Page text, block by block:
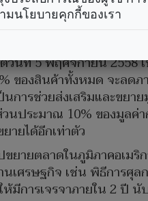
เชื่อเพิ่มมูลค่าการค้าอีกเ
นที่ 5 พฤศจิกายน 2558
ของสินค้าทั้งหมด จะลด
ารช่วยส่งเสริมและขย
ระมาณ 10% ของมูลค่
ายได้อีกเท่าตัว
ยายตลาดในภูมิภาคอเม
เศรษฐกิจ เช่น พิธีการศุ
การเจรจาภายใน 2 ปี
นโยบายคุกกี้ของเรา